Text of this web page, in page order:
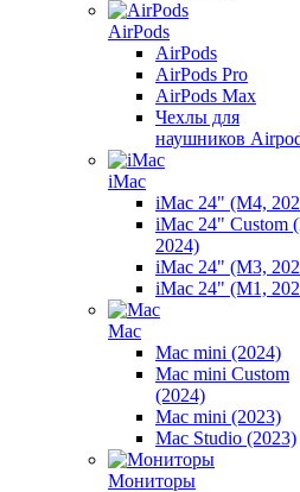
AirPods
AirPods
AirPods Pro
AirPods Max
Чехлы для
наушников
iMac
iMac 24" (M4,
iMac 24" Custom
2024)
iMac 24" (M3,
iMac 24" (M1,
Mac
Mac mini (2024)
Mac mini Custom
(2024)
Mac mini (2023)
Mac Studio (2023)
Мониторы